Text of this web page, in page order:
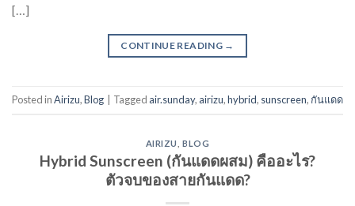
[…]
CONTINUE READING →
Posted inAirizu,Blog Tagged air.sunday, airizu,hybrid, sunscreen, กันแดด
AIRIZU ,BLOG
Hybrid Sunscreen (กันแดดผสม) คืออะไร?
ตัวจบของสายกันแดด?